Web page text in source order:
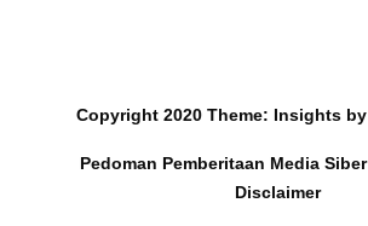
Copyright 2020 Theme: Insightsby
Pedoman Pemberitaan Media Siber
Disclaimer